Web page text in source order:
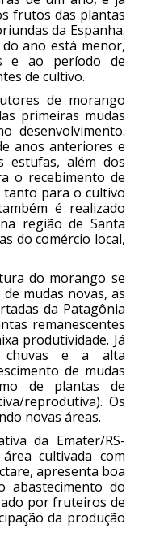
frutos das plantas
da Espanha.
ano está menor,
e ao período de
de cultivo.
de morango
primeiras mudas
desenvolvimento.
anos anteriores e
estufas, além dos
o recebimento de
tanto para o cultivo
é realizado
região de Santa
do comércio local,
do morango se
mudas novas, as
da Patagônia
remanescentes
produtividade. Já
chuvas e a alta
de mudas
de plantas de
reprodutiva). Os
novas áreas.
da Emater/RS-
cultivada com
apresenta boa
do
por fruteiros de
da produção